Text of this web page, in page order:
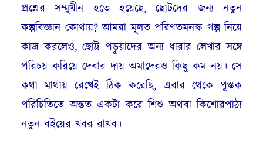
প্রশ্নের সম্মুখীন হতে হয়েছে, ছোটদের জন্য নতুন
কল্পবিজ্ঞান কোথায়? আমরা মূলত পরিণতমনস্ক গল্প নিয়ে
কাজ করলেও, ছোট্ট পড়ুয়াদের অন্য ধারার লেখার সঙ্গে
পরিচয় করিয়ে দেবার দায় অমাদেরও কিছু কম নয়। সে
কথা মাথায় রেখেই ঠিক করেছি, এবার থেকে পুস্তক
পরিচিতিতে অন্তত একটা করে শিশু অথবা কিশোরপাঠ্য
নতুন বইয়ের খবর রাখব।